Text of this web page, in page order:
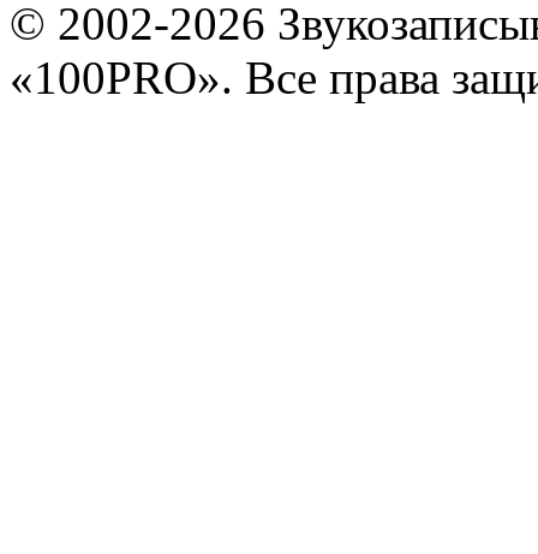
© 2002-2026
«100PRO». Все права